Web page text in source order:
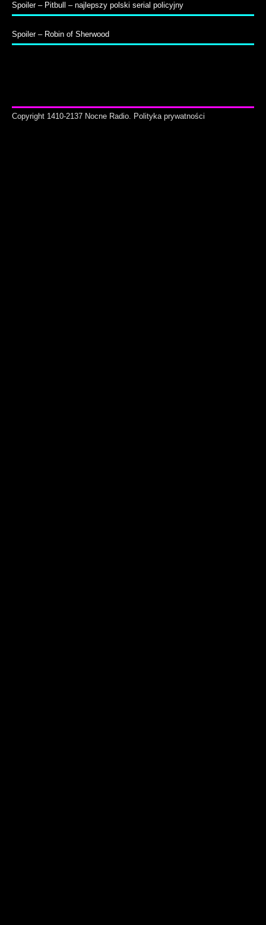
Spoiler – Pitbull – najlepszy polski serial policyjny
Spoiler – Robin of Sherwood
Copyright 1410-2137 Nocne Radio. Polityka prywatności